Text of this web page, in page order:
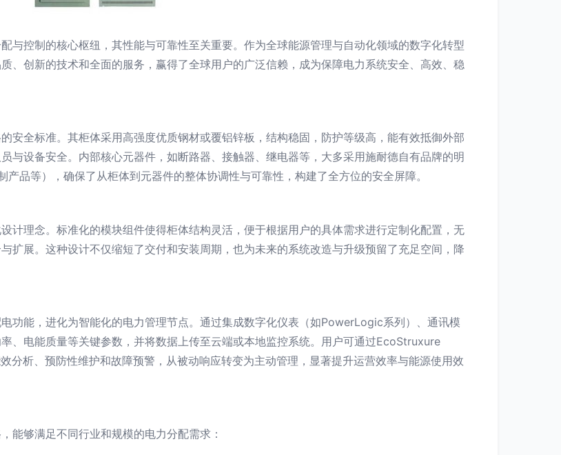
与控制的核心枢纽，其性能与可靠性至关重要。作为全球能源管理与自动化领域的数字化转型
、创新的技术和全面的服务，赢得了全球用户的广泛信赖，成为保障电力系统安全、高效、稳
安全标准。其柜体采用高强度优质钢材或覆铝锌板，结构稳固，防护等级高，能有效抵御外部
与设备安全。内部核心元器件，如断路器、接触器、继电器等，大多采用施耐德自有品牌的明
品等），确保了从柜体到元器件的整体协调性与可靠性，构建了全方位的安全屏障。
计理念。标准化的模块组件使得柜体结构灵活，便于根据用户的具体需求进行定制化配置，无
扩展。这种设计不仅缩短了交付和安装周期，也为未来的系统改造与升级预留了充足空间，降
功能，进化为智能化的电力管理节点。通过集成数字化仪表（如PowerLogic系列）、通讯模
、电能质量等关键参数，并将数据上传至云端或本地监控系统。用户可通过EcoStruxure
析、预防性维护和故障预警，从被动响应转变为主动管理，显著提升运营效率与能源使用效
能够满足不同行业和规模的电力分配需求：